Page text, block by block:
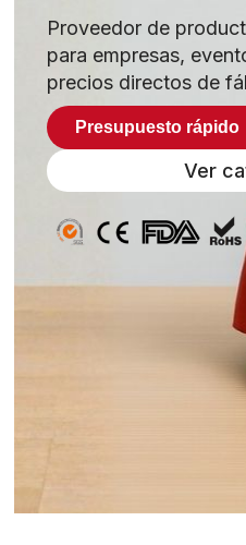
Proveedor de
para empresas,
precios directos de
Presupuesto rápido
Ver